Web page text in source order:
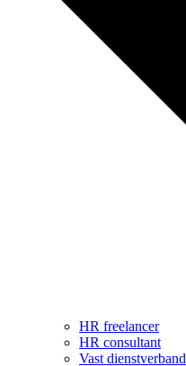
HR freelancer
HR consultant
Vast dienstverband